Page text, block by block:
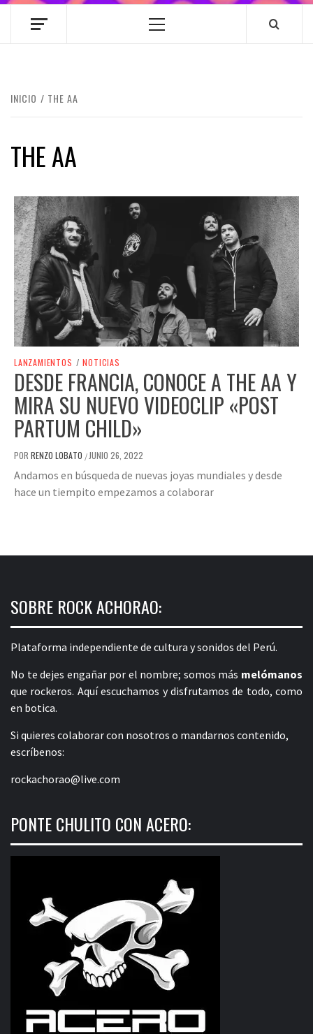
Menú
INICIO THE AA
THE AA
LANZAMIENTOS / NOTICIAS
DESDE FRANCIA, CONOCE A THE AA Y
MIRA SU NUEVO VIDEOCLIP «POST
PARTUM CHILD»
POR RENZO LOBATO /JUNIO 26, 2022
Andamos en búsqueda de nuevas joyas mundiales y desde
hace un tiempito empezamos a colaborar
SOBRE ROCK ACHORAO:
Plataforma independiente de cultura y sonidos del Perú.
No te dejes engañar por el nombre; somos más melómanos
que rockeros. Aquí escuchamos y disfrutamos de todo, como
en botica.
Si quieres colaborar con nosotros o mandarnos contenido,
escríbenos:
rockachorao@live.com
PONTE CHULITO CON ACERO: